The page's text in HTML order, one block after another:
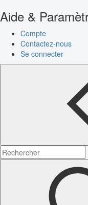
Aide &
Compte
Contactez-nous
Se connecter